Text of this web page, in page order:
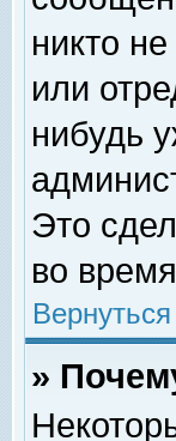
никто
или
нибудь
Это
во
»